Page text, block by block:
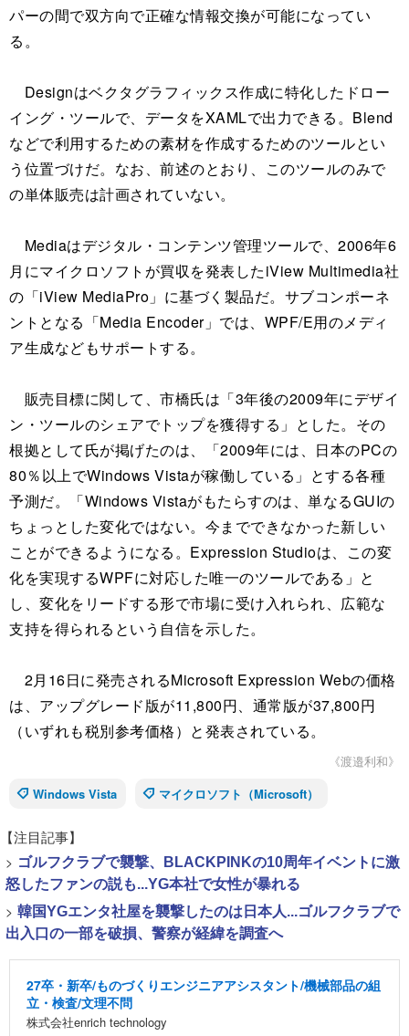
パーの間で双方向で正確な情報交換が可能になってい
る。
Designはベクタグラフィックス作成に特化したドロー
イング・ツールで、データをXAMLで出力できる。Blend
などで利用するための素材を作成するためのツールとい
う位置づけだ。なお、前述のとおり、このツールのみで
の単体販売は計画されていない。
Mediaはデジタル・コンテンツ管理ツールで、2006年6
月にマイクロソフトが買収を発表したiView Multimedia社
の「iView MediaPro」に基づく製品だ。サブコンポーネ
ントとなる「Media Encoder」では、WPF/E用のメディ
ア生成などもサポートする。
販売目標に関して、市橋氏は「3年後の2009年にデザイ
ン・ツールのシェアでトップを獲得する」とした。その
根拠として氏が掲げたのは、「2009年には、日本のPCの
80％以上でWindows Vistaが稼働している」とする各種
予測だ。「Windows Vistaがもたらすのは、単なるGUIの
ちょっとした変化ではない。今までできなかった新しい
ことができるようになる。Expression Studioは、この変
化を実現するWPFに対応した唯一のツールである」と
し、変化をリードする形で市場に受け入れられ、広範な
支持を得られるという自信を示した。
2月16日に発売されるMicrosoft Expression Webの価格
は、アップグレード版が11,800円、通常版が37,800円
（いずれも税別参考価格）と発表されている。
《渡邉利和》
Windows Vista
マイクロソフト（Microsoft）
【注目記事】
> ゴルフクラブで襲撃、BLACKPINKの10周年イベントに激
怒したファンの説も...YG本社で女性が暴れる
> 韓国YGエンタ社屋を襲撃したのは日本人...ゴルフクラブで
出入口の一部を破損、警察が経緯を調査へ
27卒・新卒/ものづくりエンジニアアシスタント/機械部品の組
立・検査/文理不問
株式会社enrich technology